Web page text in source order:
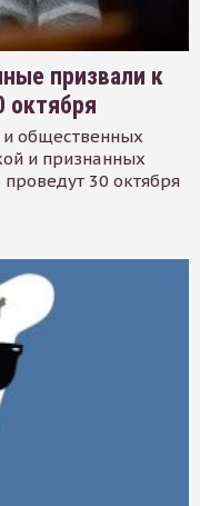
призвали к
октября
и общественных
и признанных
30 октября